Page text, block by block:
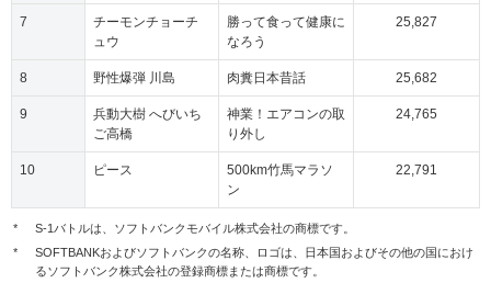
7
チーモンチョーチ
ュウ
勝って食って健康に
なろう
25,827
8 野性爆弾 川島 肉糞日本昔話 25,682
9
兵動大樹 へびいち
ご高橋
神業！エアコンの取
り外し
24,765
10 ピース
500km竹馬マラソ
ン
22,791
*
S-1バトルは、ソフトバンクモバイル株式会社の商標です。
*
SOFTBANKおよびソフトバンクの名称、ロゴは、日本国およびその他の国におけ
るソフトバンク株式会社の登録商標または商標です。